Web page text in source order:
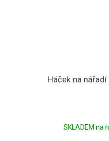
Háček na
SKLADEM na